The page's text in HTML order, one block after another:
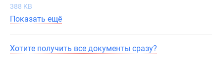
388 KB
Показать ещё
Хотите получить все документы сразу?